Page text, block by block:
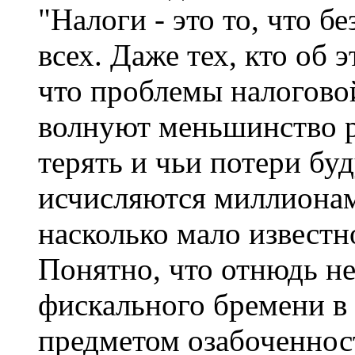
"Налоги - это то, что
всех. Даже тех, кто об
что проблемы
волнуют меньшинство
терять и чьи потери
исчисляются
насколько мало
Понятно, что отнюдь
фискального бремени
предметом